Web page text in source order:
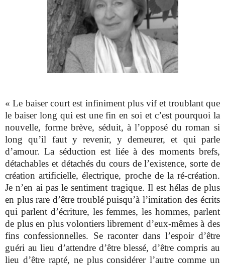
« Le baiser court est infiniment plus vif et troublant que
le baiser long qui est une fin en soi et c’est pourquoi la
nouvelle, forme brève, séduit, à l’opposé du roman si
long qu’il faut y revenir, y demeurer, et qui parle
d’amour. La séduction est liée à des moments brefs,
détachables et détachés du cours de l’existence, sorte de
création artificielle, électrique, proche de la ré-création.
Je n’en ai pas le sentiment tragique. Il est hélas de plus
en plus rare d’être troublé puisqu’à l’imitation des écrits
qui parlent d’écriture, les femmes, les hommes, parlent
de plus en plus volontiers librement d’eux-mêmes à des
fins confessionnelles. Se raconter dans l’espoir d’être
guéri au lieu d’attendre d’être blessé, d’être compris au
lieu d’être rapté, ne plus considérer l’autre comme un